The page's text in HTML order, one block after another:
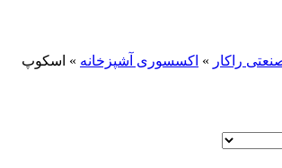
راکار » اکسسوری آشپزخانه » اسکوپ